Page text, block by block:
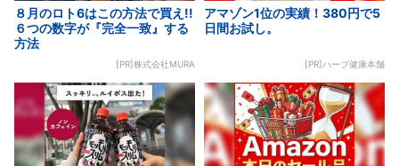
８月のロト6はこの方法で買え!!
６つの数字が『完全一致』する
方法
[PR]株式会社MURA
アマゾン1位の実績！380円で5
日間お試し。
[PR]ハーブ健康本舗